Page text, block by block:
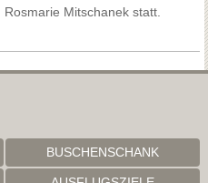
Mitschanek statt.
BUSCHENSCHANK